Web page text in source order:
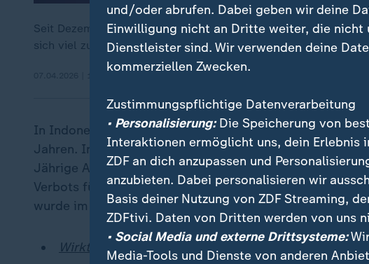
Seit Dezember gilt in Australien ein Social-Media-Verbot für
sich viel zu leicht umgehen.
In Indonesien gilt seit Ende März ein Online-Netzwerke-
Jahren. In Malaysia trat ein Verbot der wichtigsten
Jährige Anfang Juni in Kraft. In der Türkei steht die
Verbots für Kinder unter 15 Jahren zumindest bereits
wurde im April verabschiedet und soll nach sechs
Wirkt Australiens Social-Media-Verbot?
und/oder abrufen. Dabei geben wir deine
Einwilligung nicht an Dritte weiter, die nicht
Dienstleister sind. Wir verwenden deine
kommerziellen Zwecken.
Zustimmungspflichtige Datenverarbeitung
• Personalisierung:Die Speicherung von
Interaktionen ermöglicht uns, dein Erlebnis
ZDF an dich anzupassen und
anzubieten. Dabei personalisieren wir
Basis deiner Nutzung von ZDF Streaming,
ZDFtivi. Daten von Dritten werden von uns
• Social Media und externe Drittsysteme:
Media-Tools und Dienste von anderen